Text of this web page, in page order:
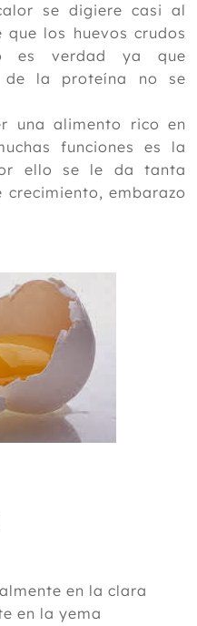
se digiere casi al
los huevos crudos
es verdad ya que
de la proteína no se
una alimento rico en
funciones es la
ello se le da tanta
embarazo
en la clara
en la yema